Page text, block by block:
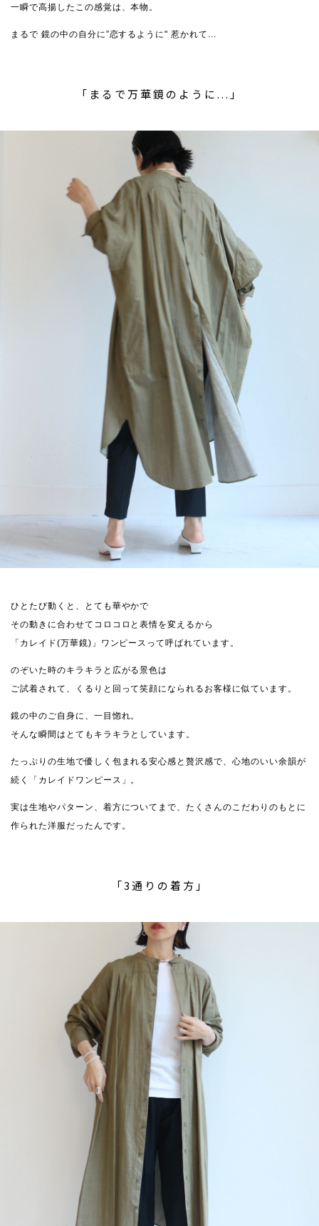
一瞬で高揚したこの感覚は、本物。
まるで 鏡の中の自分に”恋するように" 惹かれて...
「まるで万華鏡のように...」
ひとたび動くと、とても華やかで
その動きに合わせてコロコロと表情を変えるから
「カレイド(万華鏡)」ワンピースって呼ばれています。
のぞいた時のキラキラと広がる景色は
ご試着されて、くるりと回って笑顔になられるお客様に似ています。
鏡の中のご自身に、一目惚れ。
そんな瞬間はとてもキラキラとしています。
たっぷりの生地で優しく包まれる安心感と贅沢感で、心地のいい余韻が
続く「カレイドワンピース」。
実は生地やパターン、着方についてまで、たくさんのこだわりのもとに
作られた洋服だったんです。
「3通りの着方」